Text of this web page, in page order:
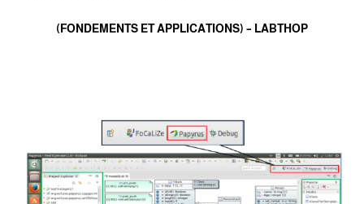
(FONDEMENTS ET APPLICATIONS) – LABTHOP